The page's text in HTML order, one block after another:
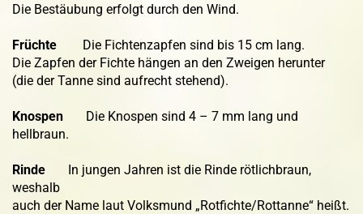
Die Bestäubung erfolgt durch den Wind.
Früchte Die Fichtenzapfen sind bis 15 cm lang.
Die Zapfen der Fichte hängen an den Zweigen herunter
(die der Tanne sind aufrecht stehend).
Knospen Die Knospen sind 4 – 7 mm lang und
hellbraun.
Rinde In jungen Jahren ist die Rinde rötlichbraun,
weshalb
auch der Name laut Volksmund „Rotfichte/Rottanne“ heißt.